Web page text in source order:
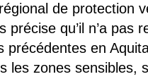
de protection
précise qu’il n’a
précédentes en
les zones sensibles,